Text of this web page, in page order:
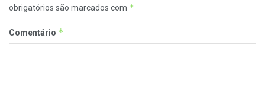
obrigatórios são marcados com *
Comentário *